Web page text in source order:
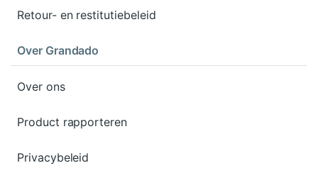
Retour- en restitutiebeleid
Over Grandado
Over ons
Product rapporteren
Privacybeleid